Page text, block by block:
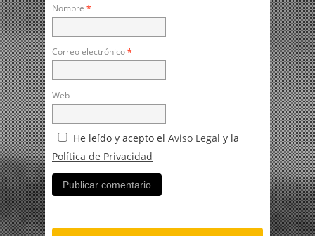
Nombre *
Correo electrónico*
Web
He leído y acepto el Aviso Legal y la
Política de Privacidad